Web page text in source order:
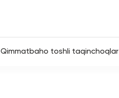
Qimmatbaho toshli taqinchoqlar